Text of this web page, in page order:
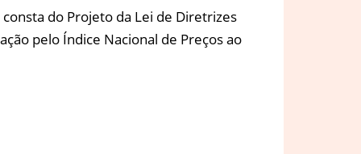
do Projeto da Lei de Diretrizes
pelo Índice Nacional de Preços ao